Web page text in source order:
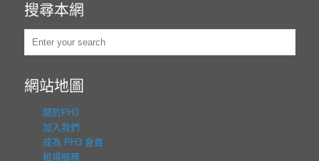
搜尋本網
網站地圖
關於PH3
加入我們
成為 PH3 會員
租場服務